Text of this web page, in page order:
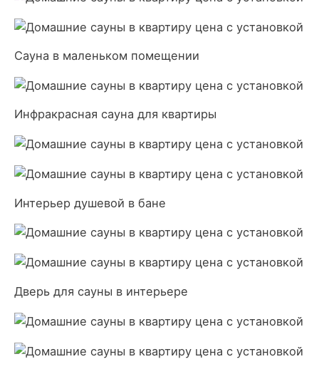
Сауна в маленьком помещении
Инфракрасная сауна для квартиры
Интерьер душевой в бане
Дверь для сауны в интерьере